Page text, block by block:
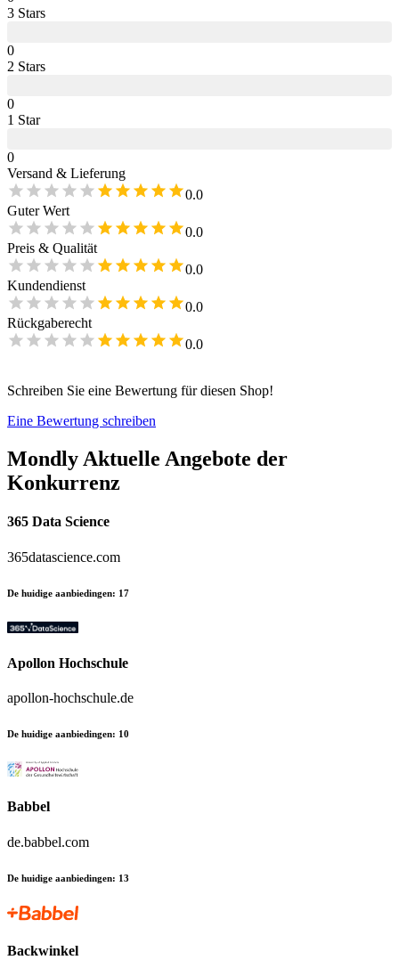
3 Stars
0
2 Stars
0
1 Star
0
Versand & Lieferung
0.0
Guter Wert
0.0
Preis & Qualität
0.0
Kundendienst
0.0
Rückgaberecht
0.0
Schreiben Sie eine Bewertung für diesen Shop!
Eine Bewertung schreiben
Mondly Aktuelle Angebote der
Konkurrenz
365 Data Science
365datascience.com
De huidige aanbiedingen: 17
Apollon Hochschule
apollon-hochschule.de
De huidige aanbiedingen: 10
Babbel
de.babbel.com
De huidige aanbiedingen: 13
Backwinkel